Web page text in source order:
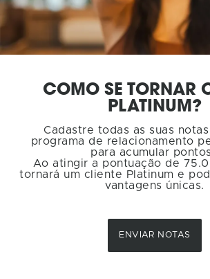
COMO SE TORNAR
PLATINUM?
Cadastre todas as suas
programa de relacionamento
para acumular
Ao atingir a pontuação de
tornará um cliente Platinum e
vantagens únicas.
ENVIAR NOTAS